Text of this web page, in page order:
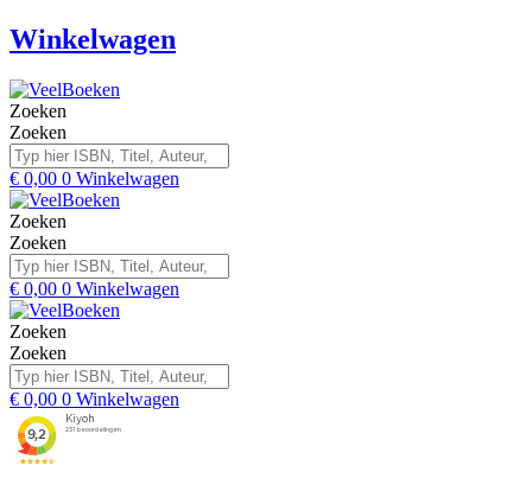
Winkelwagen
Zoeken
Zoeken
€ 0,00 0 Winkelwagen
Zoeken
Zoeken
€ 0,00 0 Winkelwagen
Zoeken
Zoeken
€ 0,00 0 Winkelwagen